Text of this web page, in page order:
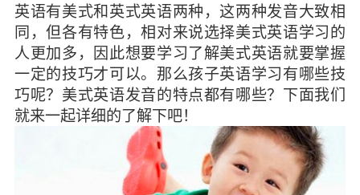
英语有美式和英式英语两种，这两种发音大致相
同，但各有特色，相对来说选择美式英语学习的
人更加多，因此想要学习了解美式英语就要掌握
一定的技巧才可以。那么孩子英语学习有哪些技
巧呢？美式英语发音的特点都有哪些？下面我们
就来一起详细的了解下吧！